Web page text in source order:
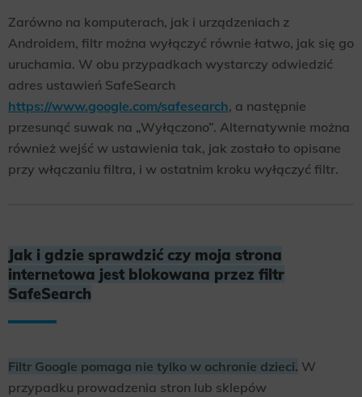
Zarówno na komputerach, jak i urządzeniach z
Androidem, filtr można wyłączyć równie łatwo, jak się go
uruchamia. W obu przypadkach wystarczy odwiedzić
adres ustawień SafeSearch
https://www.google.com/safesearch, a następnie
przesunąć suwak na „Wyłączono”. Alternatywnie można
również wejść w ustawienia tak, jak zostało to opisane
przy włączaniu filtra, i w ostatnim kroku wyłączyć filtr.
Jak i gdzie sprawdzić czy moja strona
internetowa jest blokowana przez filtr
SafeSearch
Filtr Google pomaga nie tylko w ochronie dzieci. W
przypadku prowadzenia stron lub sklepów